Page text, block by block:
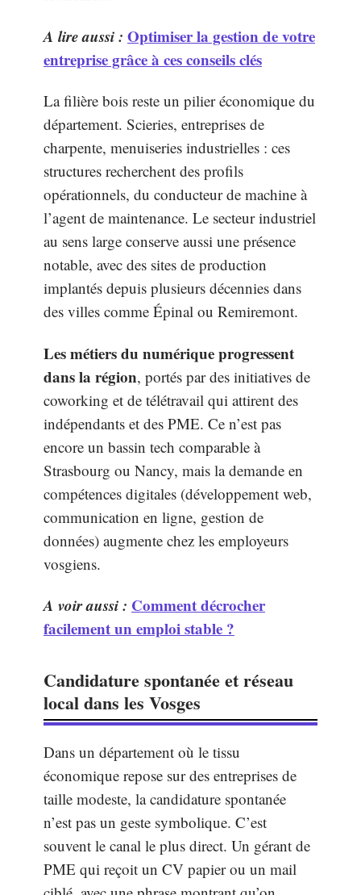
A lire aussi : Optimiser la gestion de votre
entreprise grâce à ces conseils clés
La filière bois reste un pilier économique du
département. Scieries, entreprises de
charpente, menuiseries industrielles : ces
structures recherchent des profils
opérationnels, du conducteur de machine à
l’agent de maintenance. Le secteur industriel
au sens large conserve aussi une présence
notable, avec des sites de production
implantés depuis plusieurs décennies dans
des villes comme Épinal ou Remiremont.
Les métiers du numérique progressent
dans la région, portés par des initiatives de
coworking et de télétravail qui attirent des
indépendants et des PME. Ce n’est pas
encore un bassin tech comparable à
Strasbourg ou Nancy, mais la demande en
compétences digitales (développement web,
communication en ligne, gestion de
données) augmente chez les employeurs
vosgiens.
A voir aussi : Comment décrocher
facilement un emploi stable ?
Candidature spontanée et réseau
local dans les Vosges
Dans un département où le tissu
économique repose sur des entreprises de
taille modeste, la candidature spontanée
n’est pas un geste symbolique. C’est
souvent le canal le plus direct. Un gérant de
PME qui reçoit un CV papier ou un mail